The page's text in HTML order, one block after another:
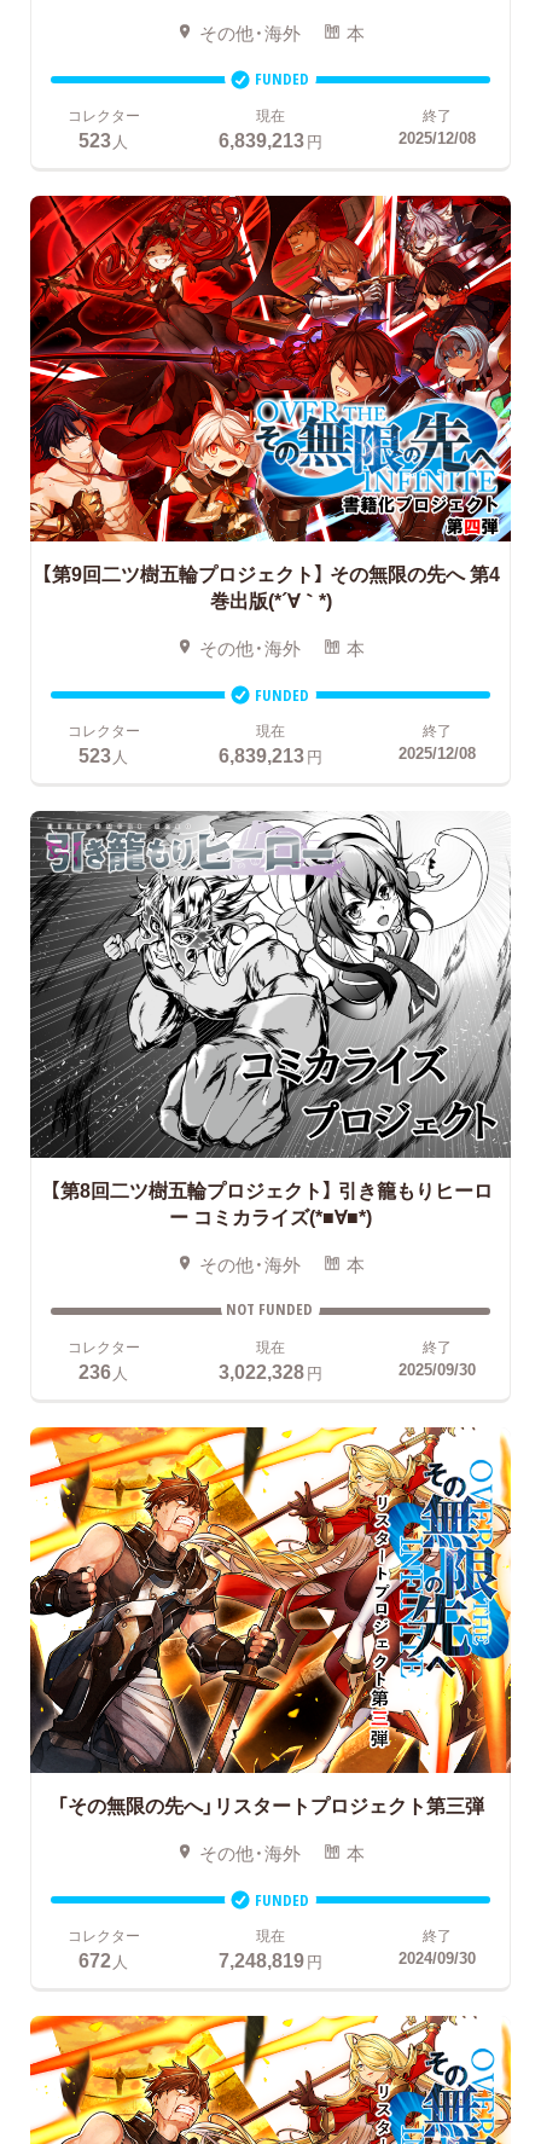
その他・海外 本
FUNDED
コレクター
523 人
現在
6,839,213円
終了
2025/12/08
【第9回二ツ樹五輪プロジェクト】 その無限の先へ 第4
巻出版(*´∀｀*)
その他・海外 本
FUNDED
コレクター
523人
現在
6,839,213円
終了
2025/12/08
【第8回二ツ樹五輪プロジェクト】 引き籠もりヒーロ
ー コミカライズ(*■∀■*)
その他・海外 本
NOT FUNDED
コレクター
236 人
現在
3,022,328円
終了
2025/09/30
「その無限の先へ」リスタートプロジェクト第三弾
その他・海外 本
FUNDED
コレクター
672人
現在
7,248,819円
終了
2024/09/30